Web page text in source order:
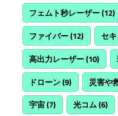
フェムト秒レーザー(12)
ファイバー(12) セ
高出力レーザー(10)
ドローン(9) 災害や
宇宙(7) 光コム(6)